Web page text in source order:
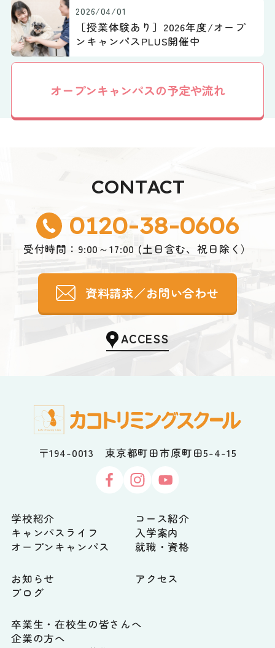
2026/04/01
［授業体験あり］2026年度/オープ
ンキャンパスPLUS開催中
オープンキャンパスの予定や流れ
CONTACT
0120-38-0606
受付時間：9:00～17:00 (土日含む、祝日除く）
資料請求／お問い合わせ
ACCESS
〒194-0013 東京都町田市原町田5-4-15
学校紹介
コース紹介
キャンパスライフ
入学案内
オープンキャンパス
就職・資格
お知らせ
アクセス
ブログ
卒業生・在校生の皆さんへ
企業の方へ